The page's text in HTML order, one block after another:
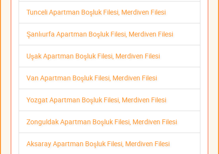
Tunceli Apartman Boşluk Filesi, Merdiven Filesi
Şanlıurfa Apartman Boşluk Filesi, Merdiven Filesi
Uşak Apartman Boşluk Filesi, Merdiven Filesi
Van Apartman Boşluk Filesi, Merdiven Filesi
Yozgat Apartman Boşluk Filesi, Merdiven Filesi
Zonguldak Apartman Boşluk Filesi, Merdiven Filesi
Aksaray Apartman Boşluk Filesi, Merdiven Filesi